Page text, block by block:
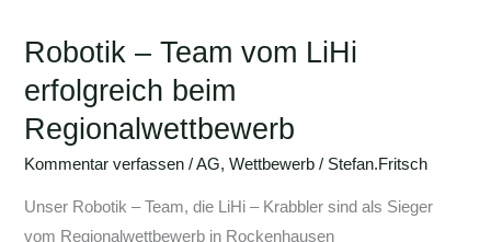
Robotik – Team vom LiHi
erfolgreich beim
Regionalwettbewerb
Kommentar verfassen /AG,Wettbewerb / Stefan.Fritsch
Unser Robotik – Team, die LiHi – Krabbler sind als Sieger
vom Regionalwettbewerb in Rockenhausen
Team
vom
erfolgreich
beim
Regionalwettbewerb